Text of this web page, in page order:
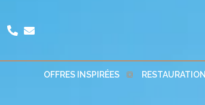
OFFRES INSPIRÉES RESTAURATION